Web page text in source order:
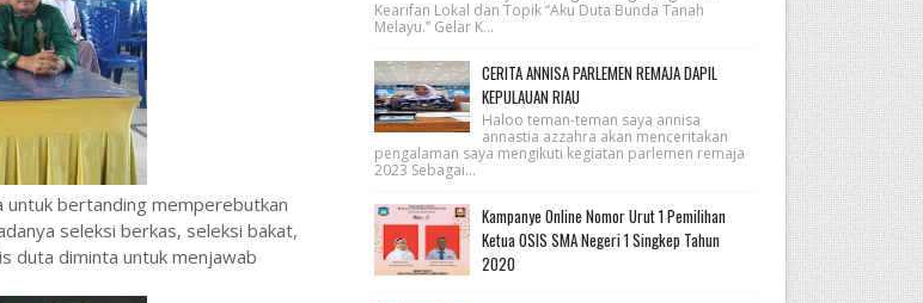
untuk bertanding memperebutkan
seleksi berkas, seleksi bakat,
duta diminta untuk menjawab
Kearifan Lokal dan Topik “Aku Duta Bunda Tanah
Melayu.” Gelar K...
CERITA ANNISA PARLEMEN REMAJA DAPIL
KEPULAUAN RIAU
Haloo teman-teman saya annisa
annastia azzahra akan menceritakan
pengalaman saya mengikuti kegiatan parlemen remaja
2023 Sebagai...
Kampanye Online Nomor Urut 1 Pemilihan
Ketua OSIS SMA Negeri 1 Singkep Tahun
2020